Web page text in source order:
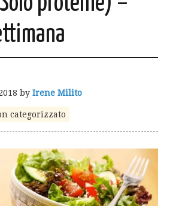
by Irene Milito
categorizzato